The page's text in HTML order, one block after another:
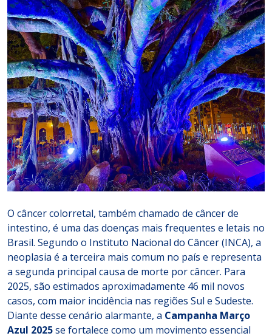
O câncer colorretal, também chamado de câncer de
intestino, é uma das doenças mais frequentes e letais no
Brasil. Segundo o Instituto Nacional do Câncer (INCA), a
neoplasia é a terceira mais comum no país e representa
a segunda principal causa de morte por câncer. Para
2025, são estimados aproximadamente 46 mil novos
casos, com maior incidência nas regiões Sul e Sudeste.
Diante desse cenário alarmante, a Campanha Março
Azul 2025se fortalece como um movimento essencial